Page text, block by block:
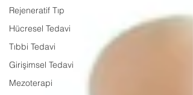
Rejeneratif Tıp
Hücresel Tedavi
Tıbbi Tedavi
Girişimsel Tedavi
Mezoterapi